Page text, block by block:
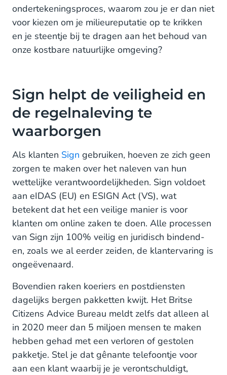
ondertekeningsproces, waarom zou je er dan niet
voor kiezen om je milieureputatie op te krikken
en je steentje bij te dragen aan het behoud van
onze kostbare natuurlijke omgeving?
Sign helpt de veiligheid en
de regelnaleving te
waarborgen
Als klanten Sign gebruiken, hoeven ze zich geen
zorgen te maken over het naleven van hun
wettelijke verantwoordelijkheden. Sign voldoet
aan eIDAS (EU) en ESIGN Act (VS), wat
betekent dat het een veilige manier is voor
klanten om online zaken te doen. Alle processen
van Sign zijn 100% veilig en juridisch bindend-
en, zoals we al eerder zeiden, de klantervaring is
ongeëvenaard.
Bovendien raken koeriers en postdiensten
dagelijks bergen pakketten kwijt. Het Britse
Citizens Advice Bureau meldt zelfs dat alleen al
in 2020 meer dan 5 miljoen mensen te maken
hebben gehad met een verloren of gestolen
pakketje. Stel je dat gênante telefoontje voor
aan een klant waarbij je je verontschuldigt,